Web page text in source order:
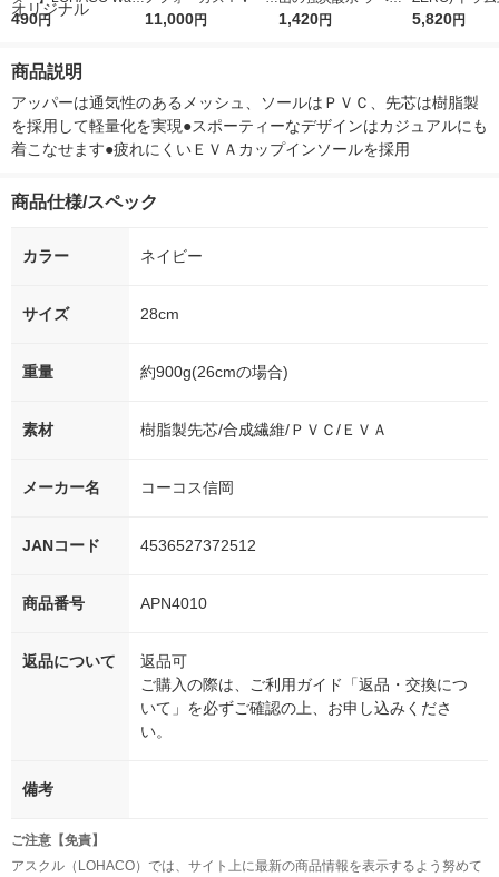
r（ロハコウォータ
シ） オリジナル
490円
5ｇ 資生堂 おまけ
11,000円
レス 500ml 1箱（24
1,420円
詰め替え メガ
5,820円
商品説明
アッパーは通気性のあるメッシュ、ソールはＰＶＣ、先芯は樹脂製
を採用して軽量化を実現●スポーティーなデザインはカジュアルにも
着こなせます●疲れにくいＥＶＡカップインソールを採用
商品仕様/スペック
カラー ネイビー
サイズ 28cm
重量 約900g(26cmの場合)
素材 樹脂製先芯/合成繊維/ＰＶＣ/ＥＶＡ
メーカー名 コーコス信岡
JANコード 4536527372512
商品番号 APN4010
返品について
返品可
ご購入の際は、ご利用ガイド「返品・交換につ
いて」を必ずご確認の上、お申し込みくださ
い。
備考
ご注意【免責】
アスクル（LOHACO）では、サイト上に最新の商品情報を表示するよう努めて